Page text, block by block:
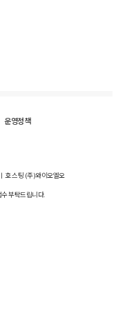
운영정책
호스팅 (주)와이오엘오
부탁드립니다.